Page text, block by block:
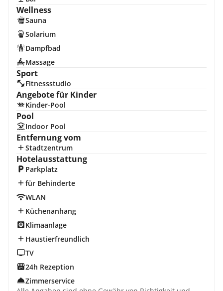
Wellness
Sauna
Solarium
Dampfbad
Massage
Sport
Fitnessstudio
Angebote für Kinder
Kinder-Pool
Pool
Indoor Pool
Entfernung vom
Stadtzentrum
Hotelausstattung
Parkplatz
für Behinderte
WLAN
Küchenanhang
Klimaanlage
Haustierfreundlich
TV
24h Rezeption
Zimmerservice